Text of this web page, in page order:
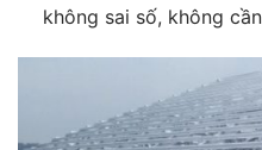
không sai số, không